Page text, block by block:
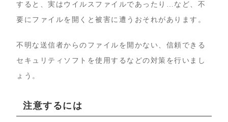
すると、実はウイルスファイルであったり…など、不
要にファイルを開くと被害に遭うおそれがあります。
不明な送信者からのファイルを開かない、信頼できる
セキュリティソフトを使用するなどの対策を行いまし
ょう。
注意するには